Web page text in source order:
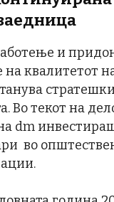
и
квалитетот
Во текот на
dm
во